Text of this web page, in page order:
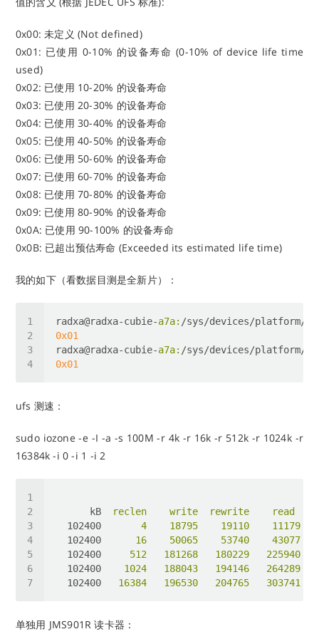
0x00: 未定义 (Not defined)
0x01: 已使用 0-10% 的设备寿命 (0-10% of device life time
used)
0x02: 已使用 10-20% 的设备寿命
0x03: 已使用 20-30% 的设备寿命
0x04: 已使用 30-40% 的设备寿命
0x05: 已使用 40-50% 的设备寿命
0x06: 已使用 50-60% 的设备寿命
0x07: 已使用 60-70% 的设备寿命
0x08: 已使用 70-80% 的设备寿命
0x09: 已使用 80-90% 的设备寿命
0x0A: 已使用 90-100% 的设备寿命
0x0B: 已超出预估寿命 (Exceeded its estimated life time)
我的如下（看数据目测是全新片）：
radxa@radxa-cubie-a7a: /sys/devices/platform/
0x01
radxa@radxa-cubie-a7a: /sys/devices/platform/
0x01
ufs 测速：
sudo iozone -e -I -a -s 100M -r 4k -r 16k -r 512k -r 1024k -r
16384k -i 0 -i 1 -i 2
kB
reclen    write  rewrite    read
102400
4    18795
102400
16    50065
102400
512   181268
102400
1024   188043
102400
16384   196530
单独用 JMS901R 读卡器：